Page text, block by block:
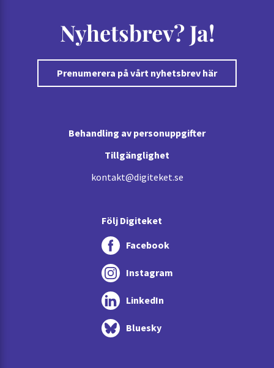
Behandling av personuppgifter
Tillgänglighet
kontakt@digiteket.se
Nyhetsbrev? Ja!
Prenumerera på vårt nyhetsbrev här
Följ Digiteket
Facebook
Instagram
LinkedIn
Bluesky